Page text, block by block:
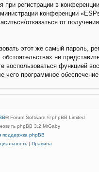
регистрации в
конференции
отказаться от
этот же самый пароль,
ни
функцией
программное
® Forum Software © phpBB Limited
phpBB 3.2 MrGaby
поддержка phpBB
| Правила